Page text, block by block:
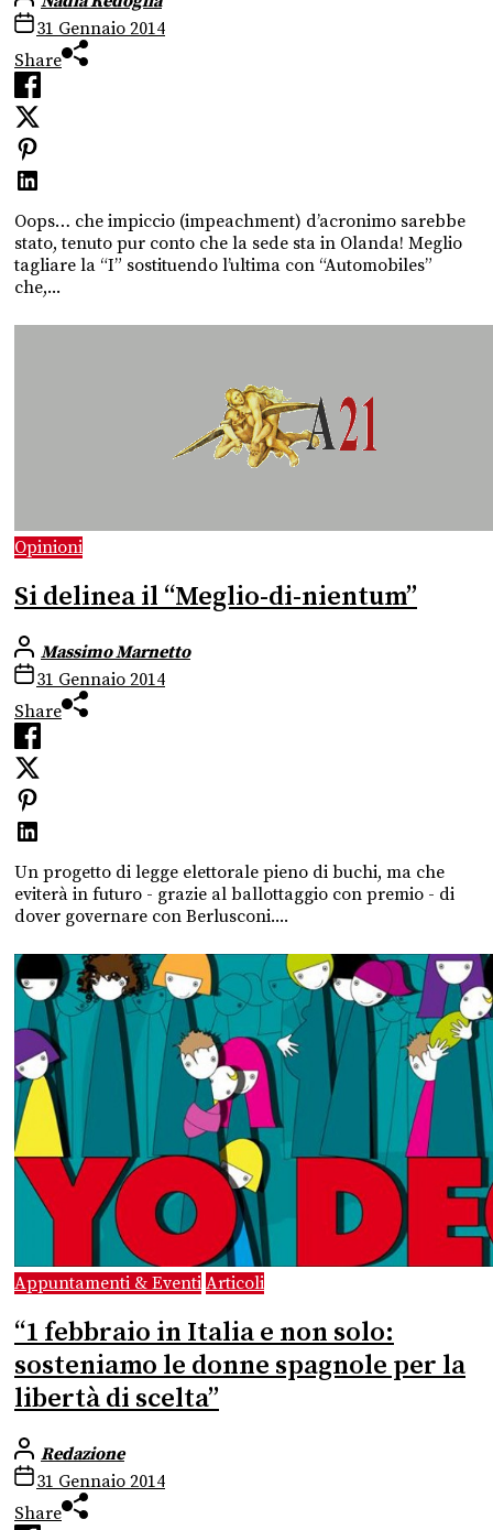
31 Gennaio 2014
Share
Oops… che impiccio (impeachment) d’acronimo sarebbe
stato, tenuto pur conto che la sede sta in Olanda! Meglio
tagliare la “I” sostituendo l’ultima con “Automobiles”
che,...
Opinioni
Si delinea il “Meglio-di-nientum”
Massimo Marnetto
31 Gennaio 2014
Share
Un progetto di legge elettorale pieno di buchi, ma che
eviterà in futuro - grazie al ballottaggio con premio - di
dover governare con Berlusconi....
Appuntamenti & Eventi Articoli
“1 febbraio in Italia e non solo:
sosteniamo le donne spagnole per la
libertà di scelta”
Redazione
31 Gennaio 2014
Share